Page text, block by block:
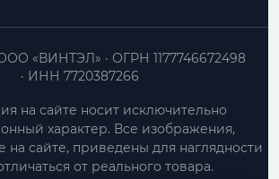
«ВИНТЭЛ»
ОГРН 1177746672498
ИНН 7720387266
на сайте носит исключительно
характер. Все изображения,
на сайте, приведены для наглядности
от реального товара.